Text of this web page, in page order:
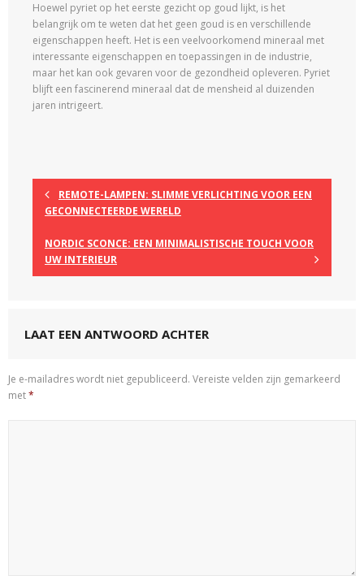
Hoewel pyriet op het eerste gezicht op goud lijkt, is het
belangrijk om te weten dat het geen goud is en verschillende
eigenschappen heeft. Het is een veelvoorkomend mineraal met
interessante eigenschappen en toepassingen in de industrie,
maar het kan ook gevaren voor de gezondheid opleveren. Pyriet
blijft een fascinerend mineraal dat de mensheid al duizenden
jaren intrigeert.
REMOTE-LAMPEN: SLIMME VERLICHTING VOOR EEN
GECONNECTEERDE WERELD
NORDIC SCONCE: EEN MINIMALISTISCHE TOUCH VOOR
UW INTERIEUR
LAAT EEN ANTWOORD ACHTER
Je e-mailadres wordt niet gepubliceerd. Vereiste velden zijn gemarkeerd
met*